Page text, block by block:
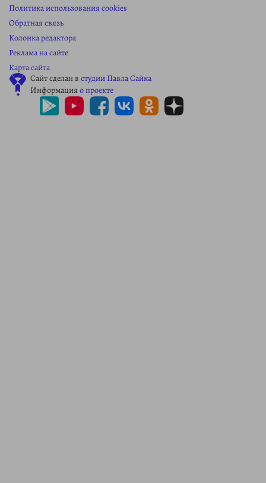
Политика использования cookies
Обратная связь
Колонка редактора
Реклама на сайте
Карта сайта
Сайт сделан в студии Павла Сайка
Информация о проекте